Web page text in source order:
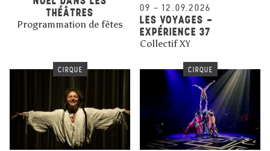
THÉÂTRES
Programmation de fêtes
09 – 12.09.2026
LES VOYAGES -
EXPÉRIENCE 37
Collectif XY
CIRQUE CIRQUE